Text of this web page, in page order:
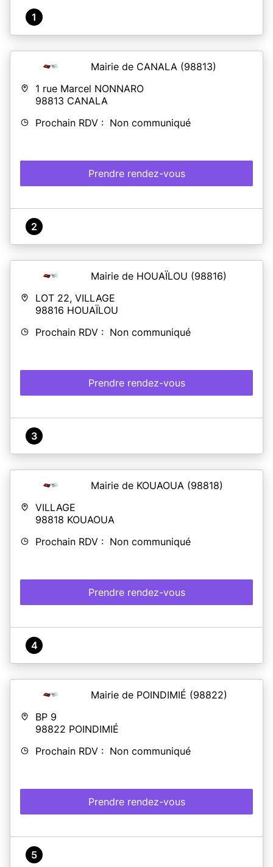
1
Mairie de CANALA (98813)
1 rue Marcel NONNARO
98813 CANALA
Prochain RDV : Non communiqué
Prendre rendez-vous
2
Mairie de HOUAÏLOU (98816)
LOT 22, VILLAGE
98816 HOUAÏLOU
Prochain RDV : Non communiqué
Prendre rendez-vous
3
Mairie de KOUAOUA (98818)
VILLAGE
98818 KOUAOUA
Prochain RDV : Non communiqué
Prendre rendez-vous
4
Mairie de POINDIMIÉ (98822)
BP 9
98822 POINDIMIÉ
Prochain RDV : Non communiqué
Prendre rendez-vous
5